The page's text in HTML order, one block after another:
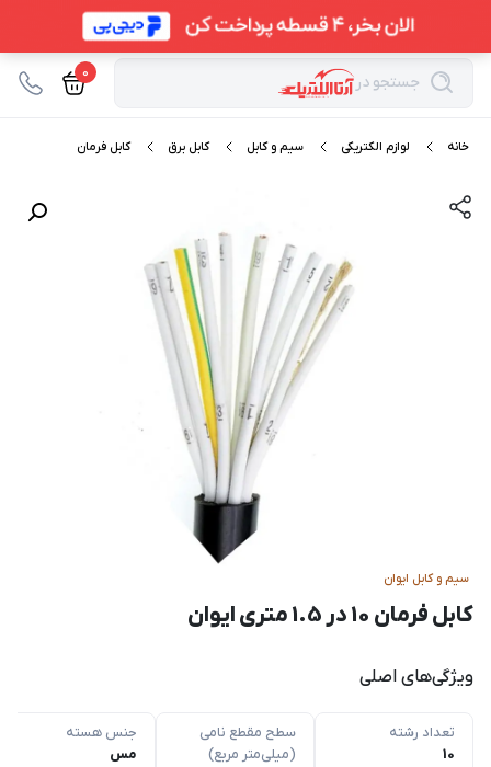
جستجو در 0
خانه لوازم الکتریکی سیم و کابل کابل برق کابل فرمان
سیم و کابل ایوان
کابل فرمان 10 در 1.5 متری ایوان
ویژگی‌های اصلی
تعداد رشته
10
سطح مقطع نامی
(میلی‌متر مربع)
جنس هسته
مس